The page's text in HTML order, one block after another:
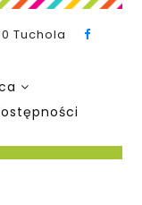
Tuchola